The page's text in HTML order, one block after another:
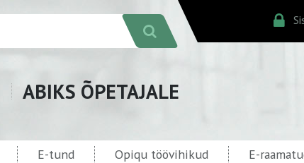
ABIKS ÕPETAJALE
E-tund Opiqu töövihikud E-